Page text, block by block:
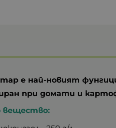
е най-новият
при домати и
вещество: